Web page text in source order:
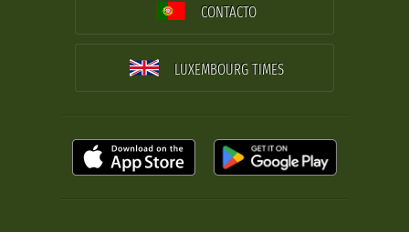
CONTACTO
LUXEMBOURG TIMES